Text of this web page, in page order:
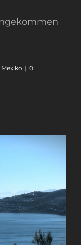
| 0